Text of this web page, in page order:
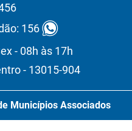
156
- 08h às 17h
- 13015-904
Municípios Associados